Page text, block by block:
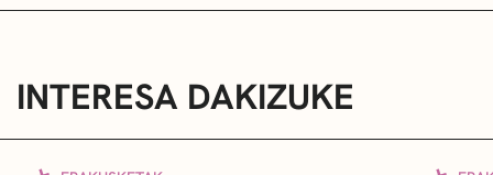
INTERESA DAKIZUKE